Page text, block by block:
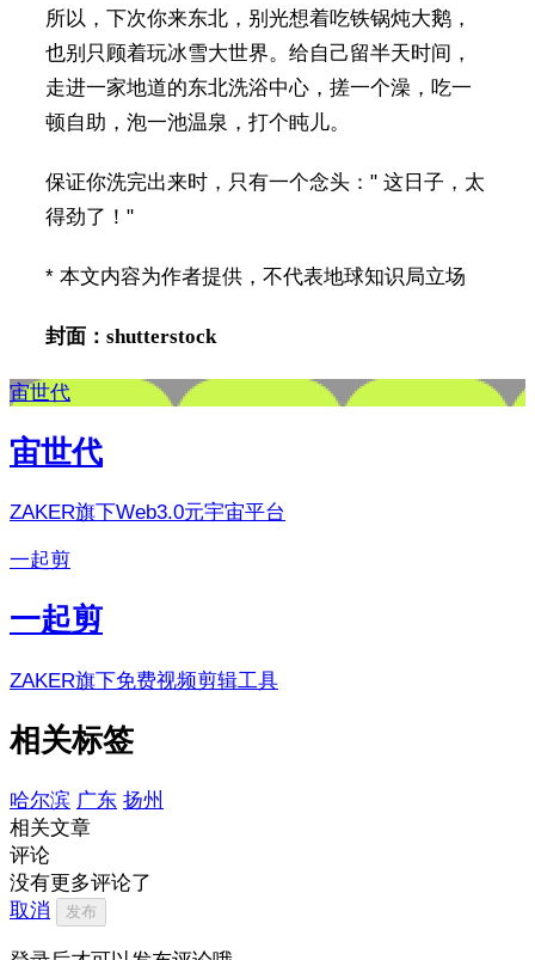
所以，下次你来东北，别光想着吃铁锅炖大鹅，
也别只顾着玩冰雪大世界。给自己留半天时间，
走进一家地道的东北洗浴中心，搓一个澡，吃一
顿自助，泡一池温泉，打个盹儿。
保证你洗完出来时，只有一个念头：" 这日子，太
得劲了！"
* 本文内容为作者提供，不代表地球知识局立场
封面：shutterstock
宙世代
宙世代
ZAKER旗下Web3.0元宇宙平台
一起剪
一起剪
ZAKER旗下免费视频剪辑工具
相关标签
哈尔滨 广东 扬州
相关文章
评论
没有更多评论了
取消
发布